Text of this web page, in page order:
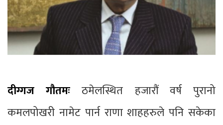
दीग्गज गौतमः ठमेलस्थित हजारौं वर्ष पुरानो
कमलपोखरी नामेट पार्न राणा शाहहरुले पनि सकेका